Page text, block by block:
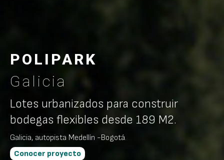
POLIPARK
Galicia
Lotes urbanizados para construir
bodegas flexibles desde 189 M2.
Galicia, autopista Medellín -Bogotá.
Conocer proyecto